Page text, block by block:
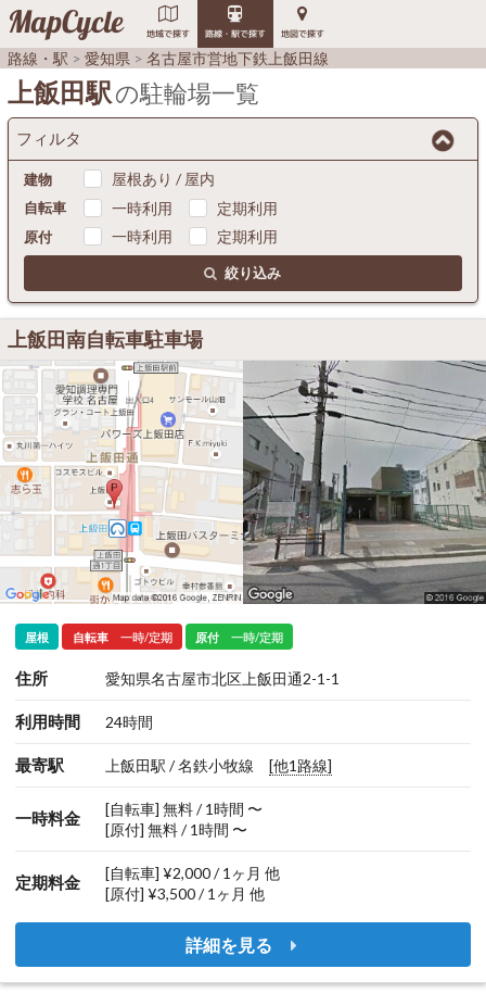
MapCycle 地域で探す 路線・駅で探す 地図で探す
路線・駅 愛知県 名古屋市営地下鉄上飯田線
上飯田駅の駐輪場一覧
フィルタ
建物 屋根あり / 屋内
自転車 一時利用 定期利用
原付 一時利用 定期利用
絞り込み
上飯田南自転車駐車場
屋根 自転車 一時/定期 原付 一時/定期
住所 愛知県名古屋市北区上飯田通2-1-1
利用時間 24時間
最寄駅 上飯田駅 / 名鉄小牧線 [他1路線]
一時料金
[自転車] 無料 / 1時間 〜
[原付] 無料 / 1時間 〜
定期料金
[自転車] ¥2,000 / 1ヶ月 他
[原付] ¥3,500 / 1ヶ月 他
詳細を見る